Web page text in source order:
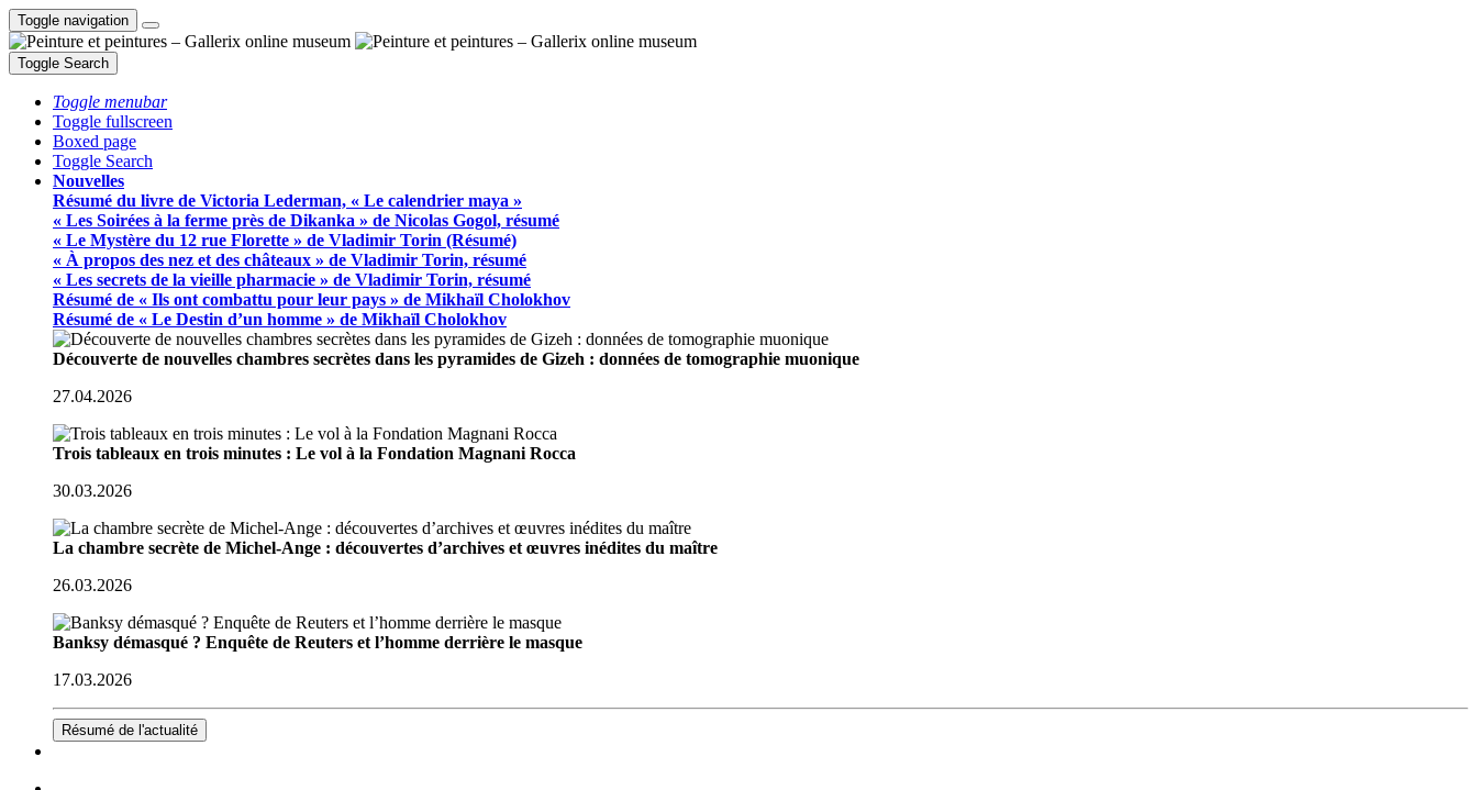
Toggle navigation
Toggle Search
Toggle menubar
Toggle fullscreen
Boxed page
Toggle Search
Nouvelles
Résumé du livre de Victoria Lederman, « Le calendrier maya »
« Les Soirées à la ferme près de Dikanka » de Nicolas Gogol, résumé
« Le Mystère du 12 rue Florette » de Vladimir Torin (Résumé)
« À propos des nez et des châteaux » de Vladimir Torin, résumé
« Les secrets de la vieille pharmacie » de Vladimir Torin, résumé
Résumé de « Ils ont combattu pour leur pays » de Mikhaïl Cholokhov
Résumé de « Le Destin d’un homme » de Mikhaïl Cholokhov
Découverte de nouvelles chambres secrètes dans les pyramides de Gizeh : données de tomographie muonique
27.04.2026
Trois tableaux en trois minutes : Le vol à la Fondation Magnani Rocca
30.03.2026
La chambre secrète de Michel-Ange : découvertes d’archives et œuvres inédites du maître
26.03.2026
Banksy démasqué ? Enquête de Reuters et l’homme derrière le masque
17.03.2026
Résumé de l'actualité